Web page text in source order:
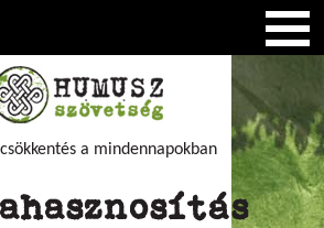
a mindennapokban